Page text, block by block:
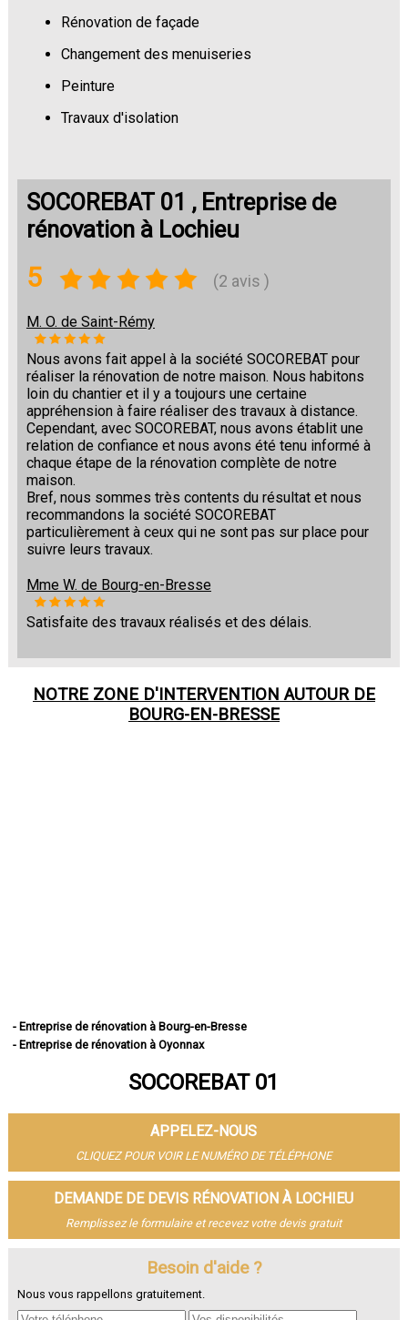
Rénovation de façade
Changement des menuiseries
Peinture
Travaux d'isolation
SOCOREBAT 01 , Entreprise de
rénovation à Lochieu
5 (2 avis )
M. O. de Saint-Rémy
Nous avons fait appel à la société SOCOREBAT pour
réaliser la rénovation de notre maison. Nous habitons
loin du chantier et il y a toujours une certaine
appréhension à faire réaliser des travaux à distance.
Cependant, avec SOCOREBAT, nous avons établit une
relation de confiance et nous avons été tenu informé à
chaque étape de la rénovation complète de notre
maison.
Bref, nous sommes très contents du résultat et nous
recommandons la société SOCOREBAT
particulièrement à ceux qui ne sont pas sur place pour
suivre leurs travaux.
Mme W. de Bourg-en-Bresse
Satisfaite des travaux réalisés et des délais.
NOTRE ZONE D'INTERVENTION AUTOUR DE
BOURG-EN-BRESSE
- Entreprise de rénovation à Bourg-en-Bresse
- Entreprise de rénovation à Oyonnax
- Entreprise de rénovation à Bellegarde-sur-Valserine
- Entreprise de rénovation à Miribel
- Entreprise de rénovation à Belley
- Entreprise de rénovation à Saint-Genis-Pouilly
- Entreprise de rénovation à Divonne-les-Bains
- Entreprise de rénovation à Ferney-Voltaire
- Entreprise de rénovation à Meximieux
- Entreprise de rénovation à Montluel
- Entreprise de rénovation à Lagnieu
- Entreprise de rénovation à Jassans-Riottier
SOCOREBAT 01
APPELEZ-NOUS
CLIQUEZ POUR VOIR LE NUMÉRO DE TÉLÉPHONE
DEMANDE DE DEVIS RÉNOVATION À LOCHIEU
Remplissez le formulaire et recevez votre devis gratuit
Besoin d'aide ?
Nous vous rappellons gratuitement.